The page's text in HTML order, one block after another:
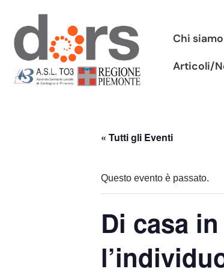
Vai
al
contenuto
Chi siamo
Articoli/
« Tutti gli Eventi
Questo evento è passato.
Di casa